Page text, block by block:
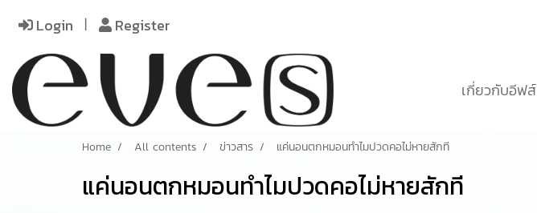
Login Register
เกี่ยวกับอีฟส์
Home All contents ข่าวสาร แค่นอนตกหมอนทำไมปวดคอไม่หายสักที
แค่นอนตกหมอนทำไมปวดคอไม่หายสักที